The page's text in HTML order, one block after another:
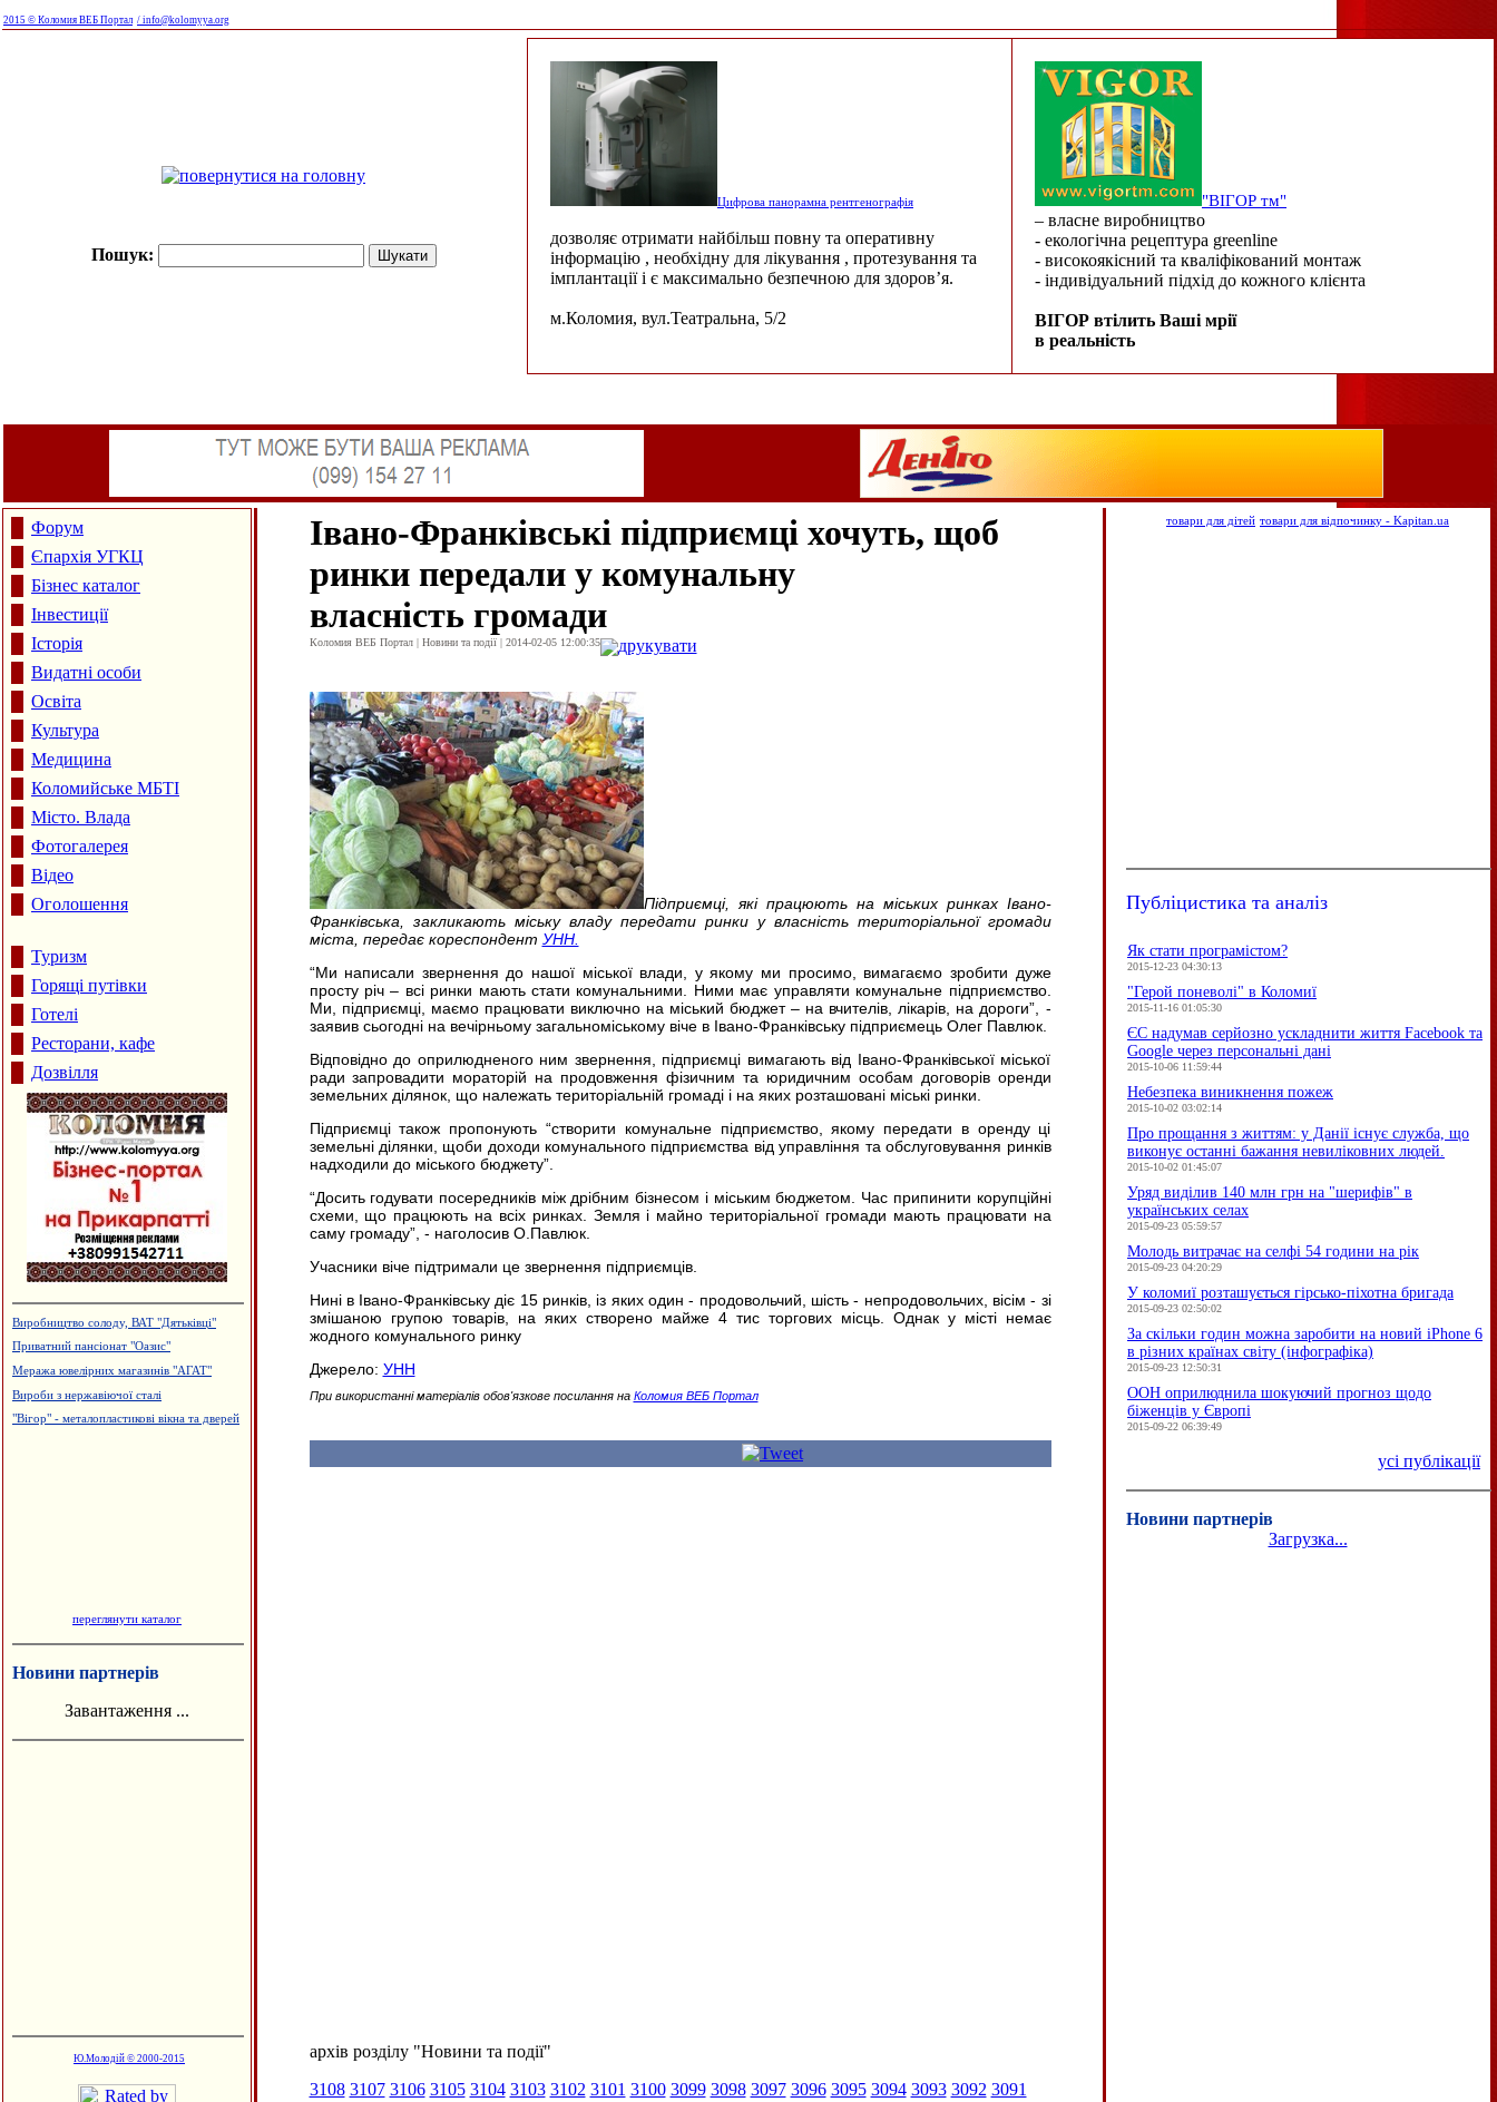
2015 © Коломия ВЕБ Портал / info@kolomyya.org
Пошук:
Цифрова панорамна рентгенографія
дозволяє отримати найбільш повну та оперативну
інформацію , необхідну для лікування , протезування та
імплантації і є максимально безпечною для здоров’я.
м.Коломия, вул.Театральна, 5/2
"ВІГОР тм"
– власне виробництво
- екологічна рецептура greenline
- високоякісний та кваліфікований монтаж
- індивідуальний підхід до кожного клієнта
ВІГОР втілить Ваші мрії
в реальність
Форум
Єпархія УГКЦ
Бізнес каталог
Інвестиції
Історія
Видатні особи
Освіта
Культура
Медицина
Коломийське МБТІ
Місто. Влада
Фотогалерея
Відео
Оголошення
Туризм
Горящі путівки
Готелі
Ресторани, кафе
Дозвілля
Виробництво солоду, ВАТ "Дятьківці"
Приватний пансіонат "Оазис"
Меража ювелірних магазинів "АГАТ"
Вироби з нержавіючої сталі
"Вігор" - металопластикові вікна та дверей
переглянути каталог
Новини партнерів
Завантаження ...
Ю.Молодій © 2000-2015
Івано-Франківські підприємці хочуть, щоб
ринки передали у комунальну
власність громади
Коломия ВЕБ Портал | Новини та події | 2014-02-05 12:00:35 друкувати
Підприємці, які працюють на міських ринках Івано-
Франківська, закликають міську владу передати ринки у власність територіальної громади
міста, передає кореспондент УНН.
“Ми написали звернення до нашої міської влади, у якому ми просимо, вимагаємо зробити дуже
просту річ – всі ринки мають стати комунальними. Ними має управляти комунальне підприємство.
Ми, підприємці, маємо працювати виключно на міський бюджет – на вчителів, лікарів, на дороги”, -
заявив сьогодні на вечірньому загальноміському віче в Івано-Франківську підприємець Олег Павлюк.
Відповідно до оприлюдненого ним звернення, підприємці вимагають від Івано-Франківської міської
ради запровадити мораторій на продовження фізичним та юридичним особам договорів оренди
земельних ділянок, що належать територіальній громаді і на яких розташовані міські ринки.
Підприємці також пропонують “створити комунальне підприємство, якому передати в оренду ці
земельні ділянки, щоби доходи комунального підприємства від управління та обслуговування ринків
надходили до міського бюджету”.
“Досить годувати посередників між дрібним бізнесом і міським бюджетом. Час припинити корупційні
схеми, що працюють на всіх ринках. Земля і майно територіальної громади мають працювати на
саму громаду”, - наголосив О.Павлюк.
Учасники віче підтримали це звернення підприємців.
Нині в Івано-Франківську діє 15 ринків, із яких один - продовольчий, шість - непродовольчих, вісім - зі
змішаною групою товарів, на яких створено майже 4 тис торгових місць. Однак у місті немає
жодного комунального ринку
Джерело: УНН
При використанні матеріалів обов'язкове посилання на Коломия ВЕБ Портал
архів розділу "Новини та події"
3108 3107 3106 3105 3104 3103 3102 3101 3100 3099 3098 3097 3096 3095 3094 3093 3092 3091
товари для дітей товари для відпочинку - Kapitan.ua
Публіцистика та аналіз
Як стати програмістом?
2015-12-23 04:30:13
"Герой поневолі" в Коломиї
2015-11-16 01:05:30
ЄC надумав серйозно ускладнити життя Facebook та
Google через персональні дані
2015-10-06 11:59:44
Небезпека виникнення пожеж
2015-10-02 03:02:14
Про прощання з життям: у Данії існує служба, що
виконує останні бажання невиліковних людей.
2015-10-02 01:45:07
Уряд виділив 140 млн грн на "шерифів" в
українських селах
2015-09-23 05:59:57
Молодь витрачає на селфі 54 години на рік
2015-09-23 04:20:29
У коломиї розташується гірсько-піхотна бригада
2015-09-23 02:50:02
За скільки годин можна заробити на новий iPhone 6
в різних країнах світу (інфографіка)
2015-09-23 12:50:31
ООН оприлюднила шокуючий прогноз щодо
біженців у Європі
2015-09-22 06:39:49
усі публікації
Новини партнерів
Загрузка...